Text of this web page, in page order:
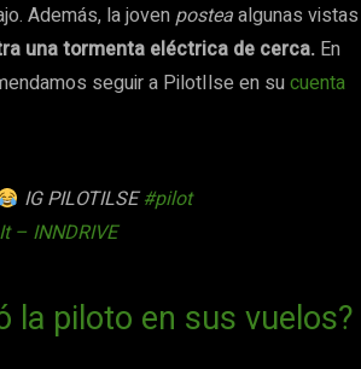
Además, la jovenposteaalgunas vistas
una tormenta eléctrica de cerca. En
seguir a PilotIlse en sucuenta
IG PILOTILSE#pilot
– INNDRIVE
la piloto en sus vuelos?